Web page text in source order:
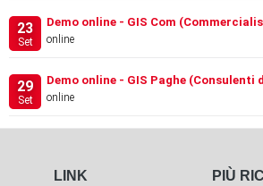
23
Set
Demo online - GIS Com
online
29
Set
Demo online - GIS Paghe (Consulenti
online
LINK
PIÙ